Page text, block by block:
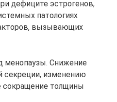
дефиците эстрогенов,
патологиях
вызывающих
менопаузы. Снижение
секреции, изменению
сокращение толщины